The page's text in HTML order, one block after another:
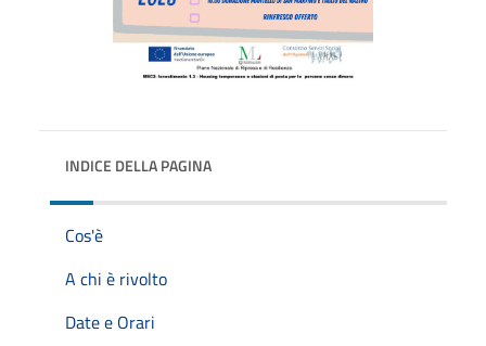
INDICE DELLA PAGINA
Cos'è
A chi è rivolto
Date e Orari